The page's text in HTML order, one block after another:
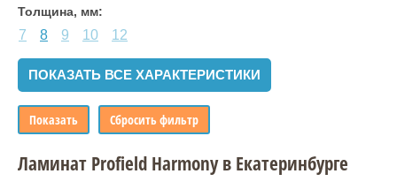
Толщина, мм:
7 8 9 10 12
ПОКАЗАТЬ ВСЕ ХАРАКТЕРИСТИКИ
Показать Сбросить фильтр
Ламинат Profield Harmony в Екатеринбурге